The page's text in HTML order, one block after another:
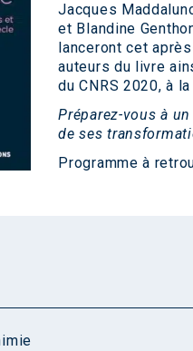
Jacques
et Blandine
lanceront cet
auteurs du livre
du CNRS 2020, à
Préparez-vous à
de ses
Programme à